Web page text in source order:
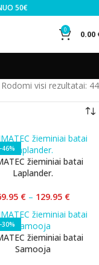
50€
0 0.00
Rodomi visi rezultatai: 44
-46%
žieminiai batai
Laplander.
€ – 129.95 €
-30%
žieminiai batai
Samooja